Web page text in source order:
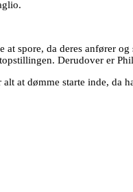
at spore, da deres anfører
Derudover er
at dømme starte inde, da